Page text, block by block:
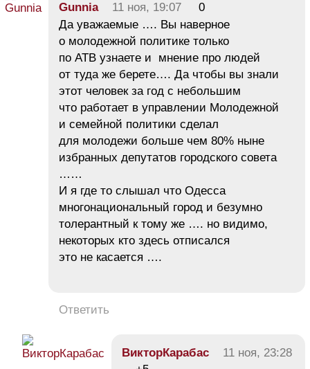
Gunnia 11 ноя, 19:07
0
Да уважаемые …. Вы наверное
о молодежной политике только
по АТВ узнаете и мнение про людей
от туда же берете…. Да чтобы вы знали
этот человек за год с небольшим
что работает в управлении Молодежной
и семейной политики сделал
для молодежи больше чем 80% ныне
избранных депутатов городского совета
……
И я где то слышал что Одесса
многонациональный город и безумно
толерантный к тому же …. но видимо,
некоторых кто здесь отписался
это не касается ….
Ответить
ВикторКарабас
11 ноя, 23:28